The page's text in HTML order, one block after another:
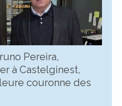
Pereira,
à Castelginest,
couronne des